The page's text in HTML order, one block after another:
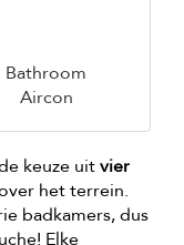
Bathroom
Aircon
keuze uitvier
het terrein.
badkamers, dus
Elke